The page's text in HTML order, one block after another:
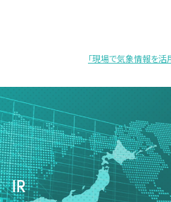
「現場で気象情報を
IR